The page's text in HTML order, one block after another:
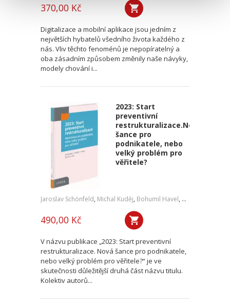
370,00 Kč
Digitalizace a mobilní aplikace jsou jedním z
největších hybatelů všedního života každého z
nás. Vliv těchto fenoménů je nepopíratelný a
oba zásadním způsobem změnily naše návyky,
modely chování i...
2023: Start
preventivní
restrukturalizace.Nová
šance pro
podnikatele, nebo
velký problém pro
věřitele?
Jaroslav Schönfeld, Michal Kuděj, Bohumil Havel, Petr Sprinz
490,00 Kč
V názvu publikace „2023: Start preventivní
restrukturalizace. Nová šance pro podnikatele,
nebo velký problém pro věřitele?“ je ve
skutečnosti důležitější druhá část názvu titulu.
Kolektiv autorů...